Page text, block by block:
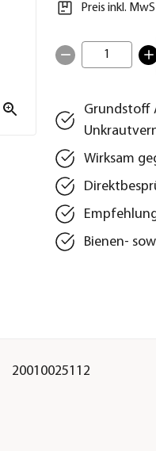
Preis inkl.
1
Grundstoff
Wirksam
Bienen-
20010025112